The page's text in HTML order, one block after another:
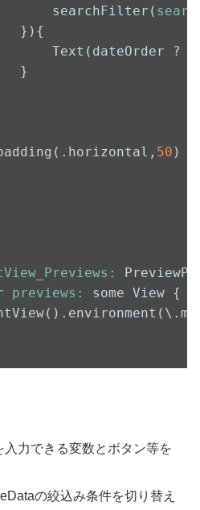
searchFilter(
}){
Text(dateOrder ?
}
50 )
previews:
some View {
力できる変数とボタン等を
の絞込み条件を切り替え